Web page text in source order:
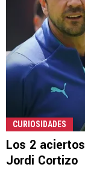
CURIOSIDADES
Los 2
Jordi Cortizo